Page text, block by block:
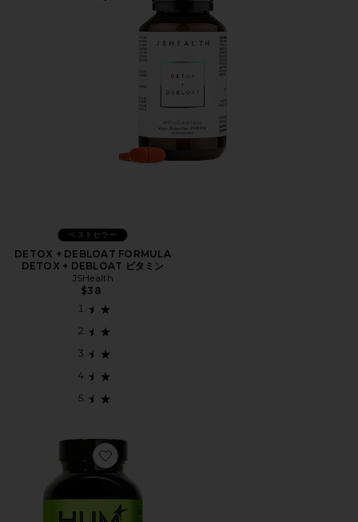
Favorite DETOX + DEBLOAT FORMULA DETOX +
ベストセラー
DETOX + DEBLOAT FORMULA
DETOX + DEBLOAT ビタミン
JSHealth
$38
Favorite FLATTER ME EXTRA STRENGTH BLOAT